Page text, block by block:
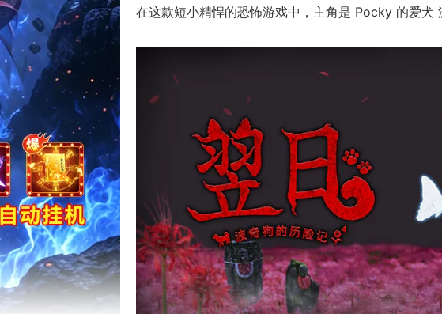
在这款短小精悍的恐怖游戏中，主角是 Pocky 的爱犬